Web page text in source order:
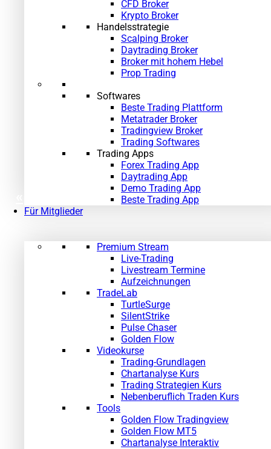
CFD Broker
Krypto Broker
Handelsstrategie
Scalping Broker
Daytrading Broker
Broker mit hohem Hebel
Prop Trading
Softwares
Beste Trading Plattform
Metatrader Broker
Tradingview Broker
Trading Softwares
Trading Apps
Forex Trading App
Daytrading App
Demo Trading App
Beste Trading App
Für Mitglieder
Premium Stream
Live-Trading
Livestream Termine
Aufzeichnungen
TradeLab
TurtleSurge
SilentStrike
Pulse Chaser
Golden Flow
Videokurse
Trading-Grundlagen
Chartanalyse Kurs
Trading Strategien Kurs
Nebenberuflich Traden Kurs
Tools
Golden Flow Tradingview
Golden Flow MT5
Chartanalyse Interaktiv